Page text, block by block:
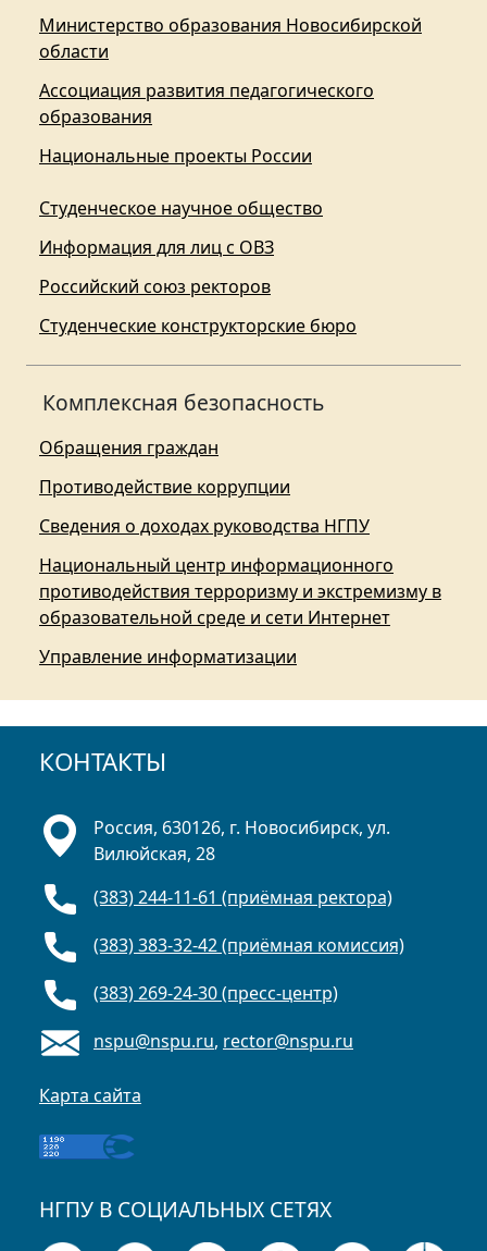
Министерство образования Новосибирской
области
Ассоциация развития педагогического
образования
Национальные проекты России
Студенческое научное общество
Информация для лиц с ОВЗ
Российский союз ректоров
Студенческие конструкторские бюро
Комплексная безопасность
Обращения граждан
Противодействие коррупции
Сведения о доходах руководства НГПУ
Национальный центр информационного
противодействия терроризму и экстремизму в
образовательной среде и сети Интернет
Управление информатизации
КОНТАКТЫ
Россия, 630126, г. Новосибирск, ул.
Вилюйская, 28
(383) 244-11-61 (приёмная ректора)
(383) 383-32-42 (приёмная комиссия)
(383) 269-24-30 (пресс-центр)
nspu@nspu.ru, rector@nspu.ru
Карта сайта
НГПУ В СОЦИАЛЬНЫХ СЕТЯХ